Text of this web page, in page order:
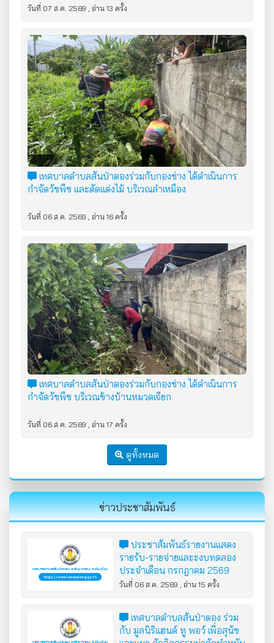
วันที่ 07 ส.ค. 2569 , อ่าน 13 ครั้ง
เทศบาลตำบลสันป่าตองร่วมกับกองช่าง ได้ดำเนินการ
กำจัดวัชพืช และตัดแต่งไม้ บริเวณลำเหมือง​
วันที่ 06 ส.ค. 2569 , อ่าน 16 ครั้ง
เทศบาลตำบลสันป่าตองร่วมกับกองช่าง ได้ดำเนินการ
กำจัดวัชพืช บริเวณข้างบ้านหมวดเจียก
วันที่ 06 ส.ค. 2569 , อ่าน 17 ครั้ง
ดูทั้งหมด
ข่าวประชาสัมพันธ์
ประชาสัมพันธ์รายงานแสดง
รายรับ-รายจ่ายและะงบทดลอง
ประจำเดือน กรกฎาคม 2569
ปีงบประมาณ พ.ศ.2569
วันที่ 06 ส.ค. 2569 , อ่าน 15 ครั้ง
เทศบาลตำบลสันป่าตอง ร่วม
กับ มูลนิริแฮนด์ ทู พอว์ เพื่อสุนัข